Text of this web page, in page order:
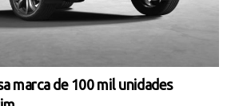
marca de 100 mil unidades